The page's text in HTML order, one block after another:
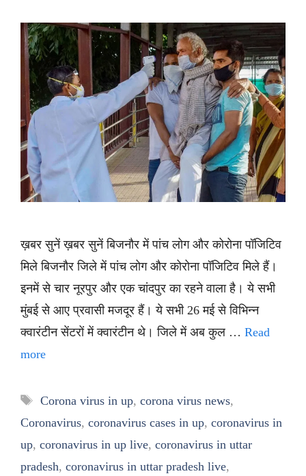
ख़बर सुनें ख़बर सुनें बिजनौर में पांच लोग और कोरोना पॉजिटिव
मिले बिजनौर जिले में पांच लोग और कोरोना पॉजिटिव मिले हैं।
इनमें से चार नूरपुर और एक चांदपुर का रहने वाला है। ये सभी
मुंबई से आए प्रवासी मजदूर हैं। ये सभी 26 मई से विभिन्न
क्वारंटीन सेंटरों में क्वारंटीन थे। जिले में अब कुल … Read
more
Tags
Corona virus in up, corona virus news,
Coronavirus, coronavirus cases in up, coronavirus in
up, coronavirus in up live, coronavirus in uttar
pradesh, coronavirus in uttar pradesh live,